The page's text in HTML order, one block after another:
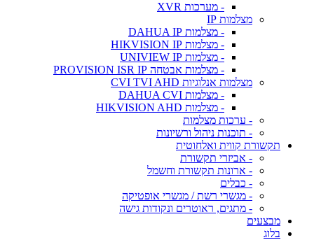
- מערכות XVR
מצלמות IP
- מצלמות DAHUA IP
- מצלמות HIKVISION IP
- מצלמות UNIVIEW IP
- מצלמות אבטחה PROVISION ISR IP
מצלמות אנלוגיות CVI TVI AHD
- מצלמות DAHUA CVI
- מצלמות HIKVISION AHD
- ערכות מצלמות
- תוכנות ניהול ורשיונות
תקשורת קווית ואלחוטית
- אביזרי תקשורת
- ארונות תקשורת וחשמל
- כבלים
- מגשרי רשת / מגשרי אופטיקה
- מתגים, ראוטרים ונקודות גישה
מבצעים
בלוג